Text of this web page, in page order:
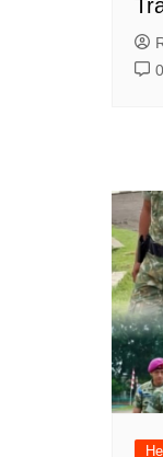
0